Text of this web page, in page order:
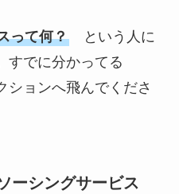
って何？という人に
すでに分かってる
ョンへ飛んでくださ
ーシングサービス